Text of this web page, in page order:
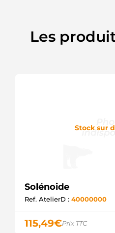
Les
Stock sur
Solénoide
Ref. AtelierD : 40000000
115,49€Prix TTC